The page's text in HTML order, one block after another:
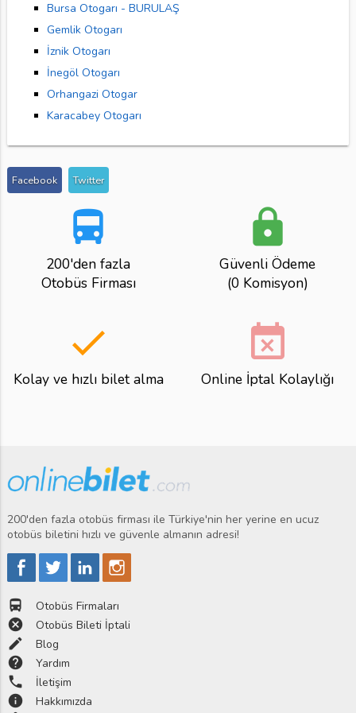
Bursa Otogarı - BURULAŞ
Gemlik Otogarı
İznik Otogarı
İnegöl Otogarı
Orhangazi Otogar
Karacabey Otogarı
Facebook Twitter
directions_bus
200'den fazla
Otobüs Firması
lock
Güvenli Ödeme
(0 Komisyon)
done
Kolay ve hızlı bilet alma
event_busy
Online İptal Kolaylığı
200'den fazla otobüs firması ile Türkiye'nin her yerine en ucuz
otobüs biletini hızlı ve güvenle almanın adresi!
directions_bus Otobüs Firmaları
cancel Otobüs Bileti İptali
edit Blog
help Yardım
phone İletişim
info Hakkımızda